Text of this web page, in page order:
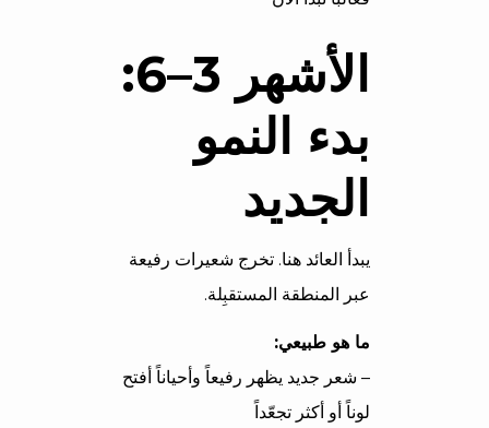
الأشهر 3–6:
بدء النمو
الجديد
يبدأ العائد هنا. تخرج شعيرات رفيعة
عبر المنطقة المستقبِلة.
ما هو طبيعي:
– شعر جديد يظهر رفيعاً وأحياناً أفتح
لوناً أو أكثر تجعّداً